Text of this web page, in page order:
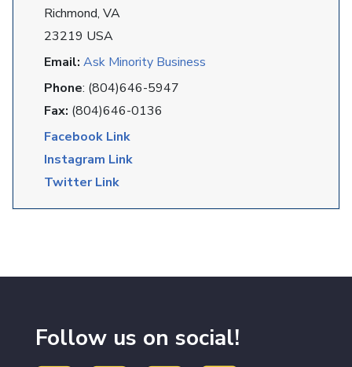
Richmond, VA
23219 USA
Email: Ask Minority Business
Phone: (804)646-5947
Fax: (804)646-0136
Facebook Link
Instagram Link
Twitter Link
Follow us on social!